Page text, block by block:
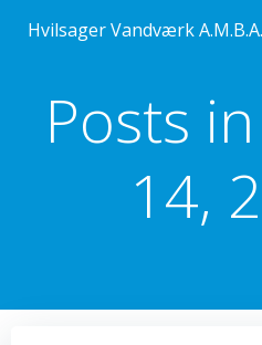
til
Hvilsager Vandværk A.M.B.A.
Posts
14,